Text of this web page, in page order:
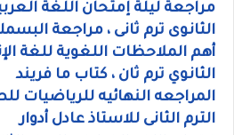
مراجعة ليلة إمتحان اللغة
الثانوى ترم ثانى ، مراجعة
أهم الملاحظات اللغوية للغة
الثانوي ترم ثان ، كتاب ما فريند
المراجعه النهائيه للرياضيات
الترم الثانى للاستاذ عادل أدوار